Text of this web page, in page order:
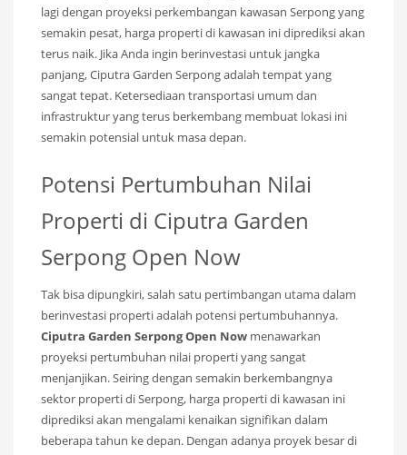
lagi dengan proyeksi perkembangan kawasan Serpong yang
semakin pesat, harga properti di kawasan ini diprediksi akan
terus naik. Jika Anda ingin berinvestasi untuk jangka
panjang, Ciputra Garden Serpong adalah tempat yang
sangat tepat. Ketersediaan transportasi umum dan
infrastruktur yang terus berkembang membuat lokasi ini
semakin potensial untuk masa depan.
Potensi Pertumbuhan Nilai
Properti di Ciputra Garden
Serpong Open Now
Tak bisa dipungkiri, salah satu pertimbangan utama dalam
berinvestasi properti adalah potensi pertumbuhannya.
Ciputra Garden Serpong Open Now menawarkan
proyeksi pertumbuhan nilai properti yang sangat
menjanjikan. Seiring dengan semakin berkembangnya
sektor properti di Serpong, harga properti di kawasan ini
diprediksi akan mengalami kenaikan signifikan dalam
beberapa tahun ke depan. Dengan adanya proyek besar di